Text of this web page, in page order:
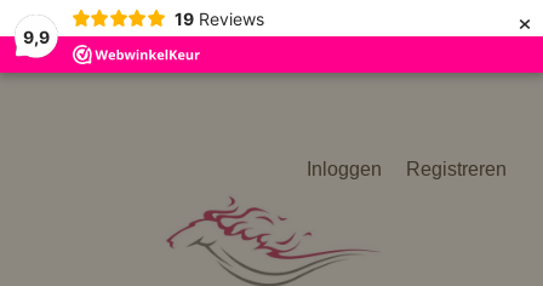
9,9
19 Reviews ×
Inloggen Registreren